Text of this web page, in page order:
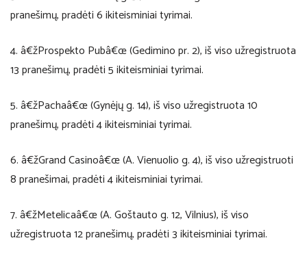
pranešimų, pradėti 6 ikiteisminiai tyrimai.
4. â€žProspekto Pubâ€œ (Gedimino pr. 2), iš viso užregistruota
13 pranešimų, pradėti 5 ikiteisminiai tyrimai.
5. â€žPachaâ€œ (Gynėjų g. 14), iš viso užregistruota 10
pranešimų, pradėti 4 ikiteisminiai tyrimai.
6. â€žGrand Casinoâ€œ (A. Vienuolio g. 4), iš viso užregistruoti
8 pranešimai, pradėti 4 ikiteisminiai tyrimai.
7. â€žMetelicaâ€œ (A. Goštauto g. 12, Vilnius), iš viso
užregistruota 12 pranešimų, pradėti 3 ikiteisminiai tyrimai.